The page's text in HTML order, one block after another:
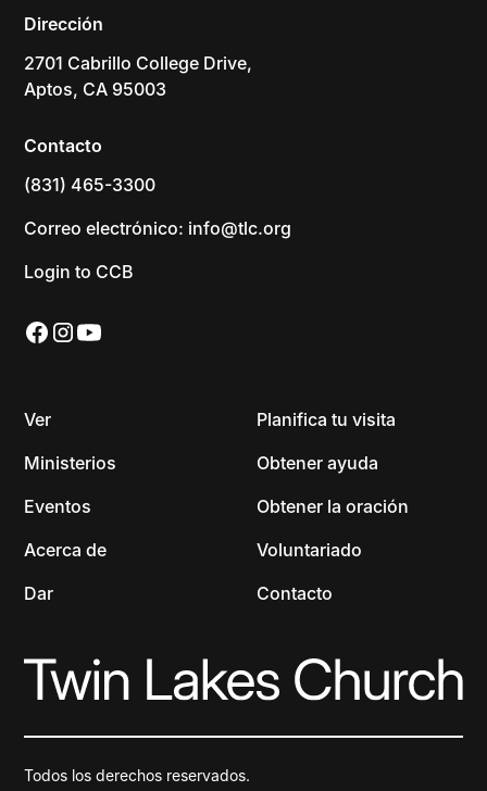
Dirección
2701 Cabrillo College Drive,
Aptos, CA 95003
Contacto
(831) 465-3300
Correo electrónico: info@tlc.org
Login to CCB
Ver
Ministerios
Eventos
Acerca de
Dar
Planifica tu visita
Obtener ayuda
Obtener la oración
Voluntariado
Contacto
Todos los derechos reservados.